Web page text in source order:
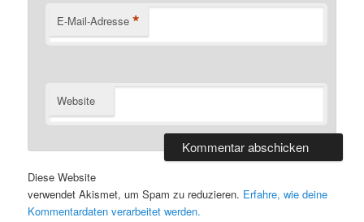
E-Mail-Adresse *
Website
Diese Website
verwendet Akismet, um Spam zu reduzieren. Erfahre, wie deine
Kommentardaten verarbeitet werden.